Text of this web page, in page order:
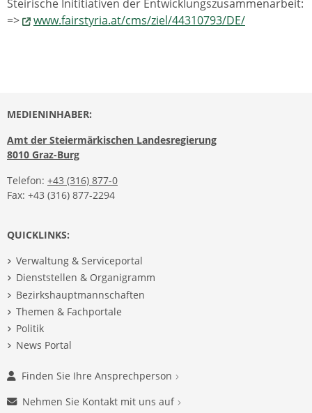
Steirische Inititiativen der Entwicklungszusammenarbeit:
=>
www.fairstyria.at/cms/ziel/44310793/DE/
MEDIENINHABER:
Amt der Steiermärkischen Landesregierung
8010 Graz-Burg
Telefon: +43 (316) 877-0
Fax: +43 (316) 877-2294
QUICKLINKS:
Verwaltung & Serviceportal
Dienststellen & Organigramm
Bezirkshauptmannschaften
Themen & Fachportale
Politik
News Portal
Finden Sie Ihre Ansprechperson
Nehmen Sie Kontakt mit uns auf